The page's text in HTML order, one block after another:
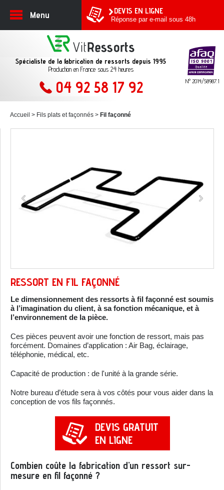
Menu DEVIS EN LIGNE
Réponse par e-mail sous 48h
N° 2014/58987.1
Spécialiste de la fabrication de ressorts depuis 1995
Production en France sous 24 heures
04 92 58 17 92
Accueil Fils plats et façonnés Fil façonné
RESSORT EN FIL FAÇONNÉ
Le dimensionnement des ressorts à fil façonné est soumis
à l’imagination du client, à sa fonction mécanique, et à
l’environnement de la pièce.
Ces pièces peuvent avoir une fonction de ressort, mais pas
forcément. Domaines d’application : Air Bag, éclairage,
téléphonie, médical, etc.
Capacité de production : de l'unité à la grande série.
Notre bureau d’étude sera à vos côtés pour vous aider dans la
conception de vos fils façonnés.
DEVIS GRATUIT
EN LIGNE
Combien coûte la fabrication d'un ressort sur-
mesure en fil façonné ?